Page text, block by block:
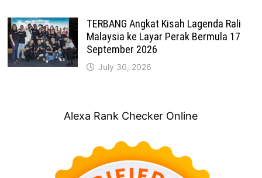
TERBANG Angkat Kisah Lagenda Rali
Malaysia ke Layar Perak Bermula 17
September 2026
July 30, 2026
Alexa Rank Checker Online